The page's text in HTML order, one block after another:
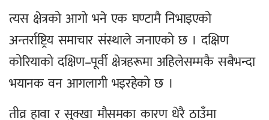
त्यस क्षेत्रको आगो भने एक घण्टामै निभाइएको
अन्तर्राष्ट्रिय समाचार संस्थाले जनाएको छ । दक्षिण
कोरियाको दक्षिण–पूर्वी क्षेत्रहरूमा अहिलेसम्मकै सबैभन्दा
भयानक वन आगलागी भइरहेको छ ।
तीव्र हावा र सुक्खा मौसमका कारण धेरै ठाउँमा